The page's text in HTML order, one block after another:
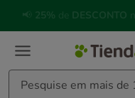
mensagem,